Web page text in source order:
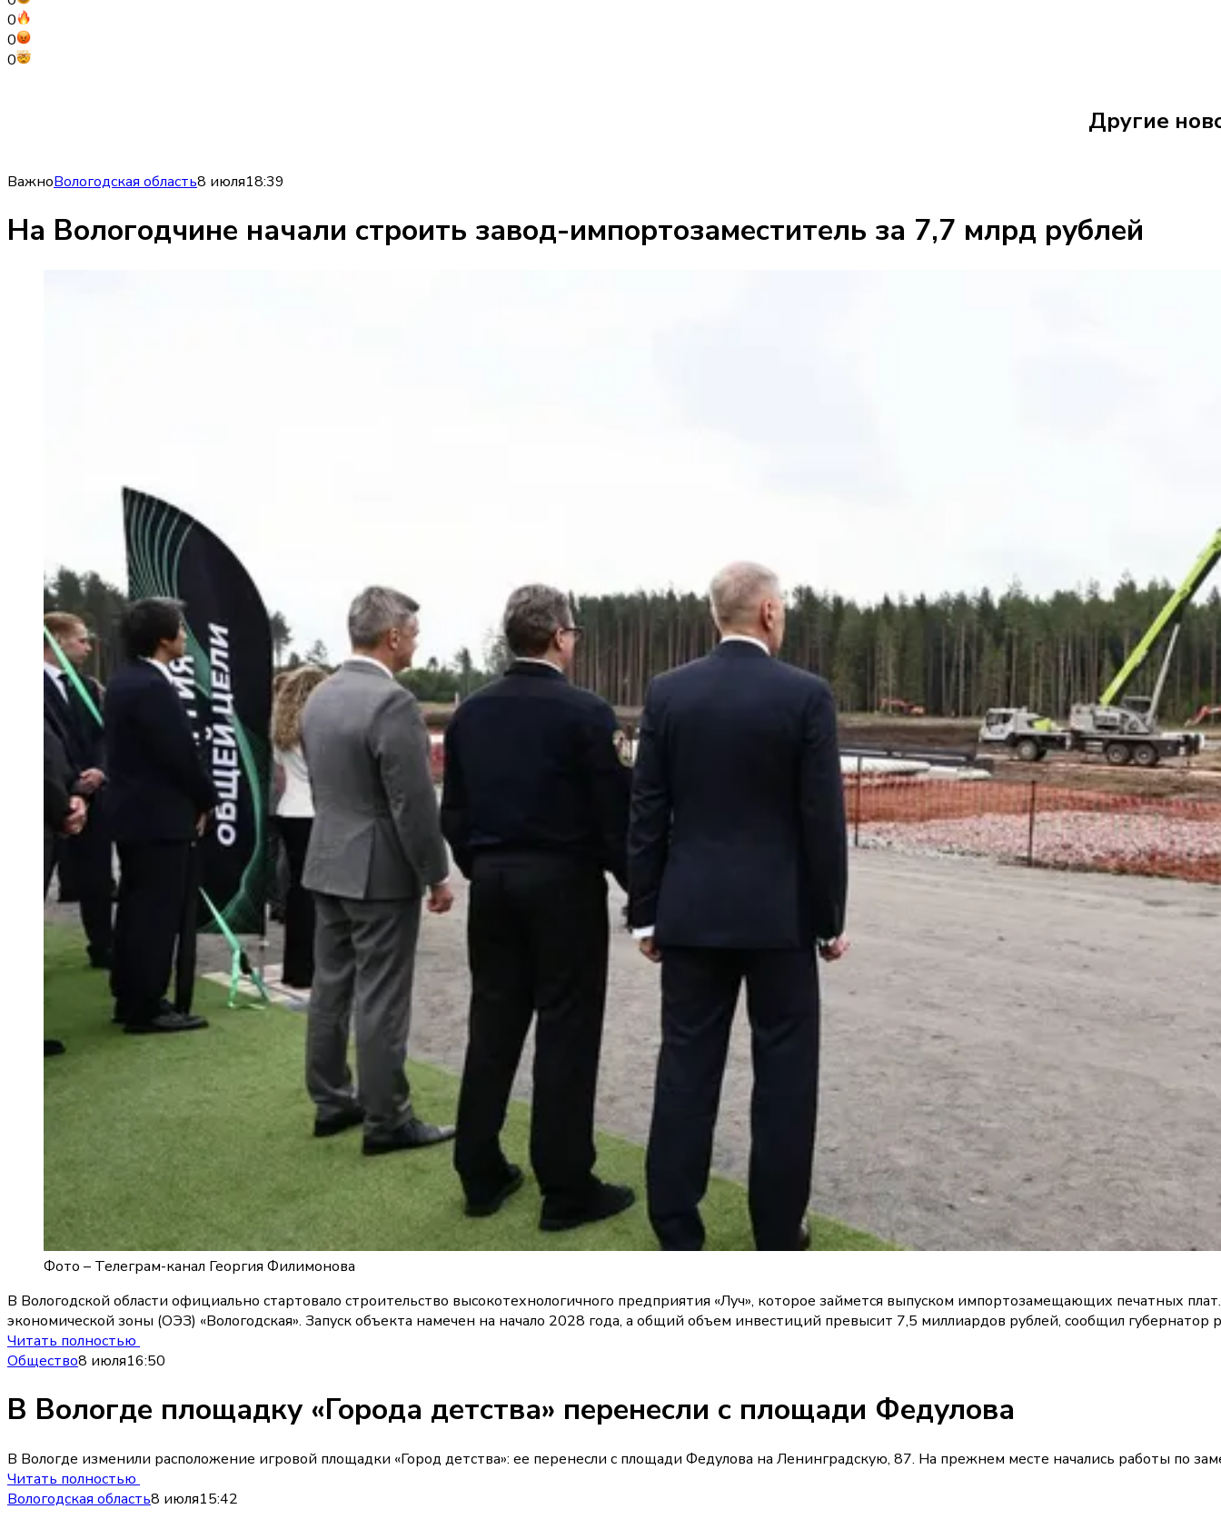
0
0
0
Другие
Речные
ВажноВологодская область8 июля18:39
На Вологодчине начали строить завод-импортозаместитель за 7,7 млрд рублей
Фото – Телеграм-канал Георгия Филимонова
В Вологодской области официально стартовало строительство высокотехнологичного предприятия «Луч», которое займется выпуском импортозамещающих печатных
экономической зоны (ОЭЗ) «Вологодская». Запуск объекта намечен на начало 2028 года, а общий объем инвестиций превысит 7,5 миллиардов рублей, сообщил губернатор
Читать полностью
Общество8 июля16:50
В Вологде площадку «Города детства» перенесли с площади Федулова
В Вологде изменили расположение игровой площадки «Город детства»: ее перенесли с площади Федулова на Ленинградскую, 87. На прежнем месте начались работы по
Читать полностью
Вологодская область8 июля15:42